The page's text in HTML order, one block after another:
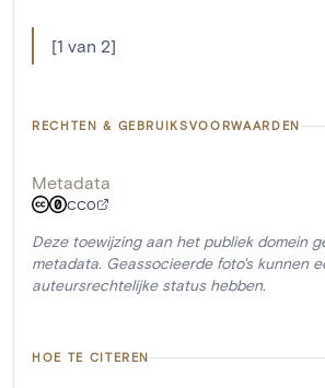
[1 van 2]
RECHTEN & GEBRUIKSVOORWAARDEN
Metadata
CC0
Deze toewijzing aan het publiek domein
metadata. Geassocieerde foto's kunnen
auteursrechtelijke status hebben.
HOE TE CITEREN